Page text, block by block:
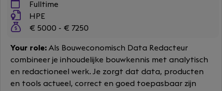
Fulltime
HPE
€ 5000 - € 7250
Your role: Als Bouweconomisch Data Redacteur
combineer je inhoudelijke bouwkennis met analytisch
en redactioneel werk. Je zorgt dat data, producten
en tools actueel, correct en goed toepasbaar zijn